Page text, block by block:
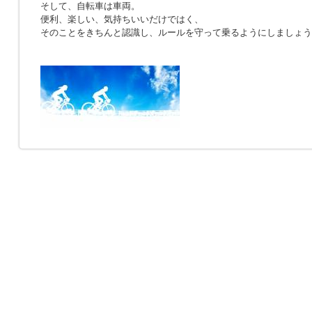
そして、自転車は車両。
便利、楽しい、気持ちいいだけではく、
そのことをきちんと認識し、ルールを守って乗るようにしましょ